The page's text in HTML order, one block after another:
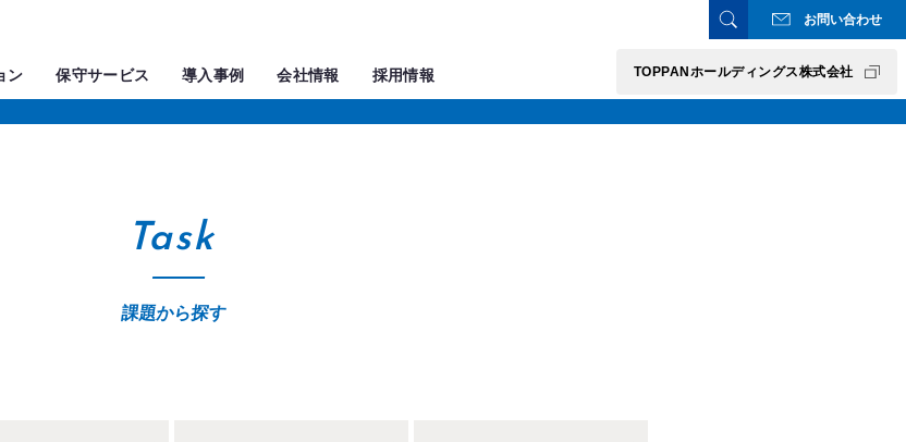
お問い合わせ
TOPPANホールディングス株式会社
ン 保守サービス 導入事例 会社情報 採用情報
Task
課題から探す